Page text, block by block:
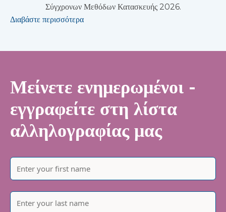
Σύγχρονων Μεθόδων Κατασκευής 2026.
Διαβάστε περισσότερα
Μείνετε ενημερωμένοι -
εγγραφείτε στη λίστα
αλληλογραφίας μας